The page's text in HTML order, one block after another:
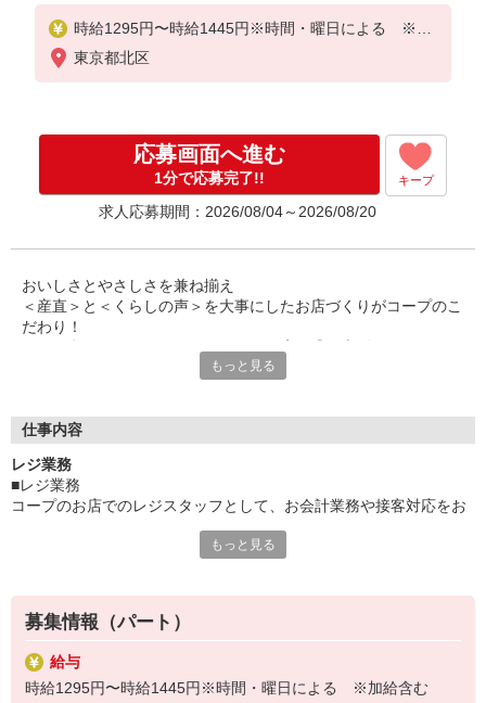
時給1295円〜時給1445円※時間・曜日による ※加
給含む
※9時迄 時給＋100円
※16時（17時）以降 時給＋150円
※日・祝日 時給＋150円
東京都北区
応募画面へ進む
1分で応募完了!! キープ
求人応募期間：2026/08/04～2026/08/20
おいしさとやさしさを兼ね揃え
＜産直＞と＜くらしの声＞を大事にしたお店づくりがコープのこ
だわり！
店内でのレジ（お会計）業務や
未経験からのチャレンジも大歓迎！
頼りになる先輩スタッフがイチからしっかりレクチャー◎
安心して始められますよ。
「接客のお仕事に興味がある」
という方は、この機にぜひ仲間入りください！
もっと見る
仕事内容
レジ業務
■レジ業務
コープのお店でのレジスタッフとして、お会計業務や接客対応をお
最初は先輩職員が丁寧にサポートするので、分からないことも聞き
ため、
レジ業務や接客が未経験という方からのご応募も大歓迎です！
もっと見る
募集情報（パート）
給与
時給1295円〜時給1445円※時間・曜日による ※加給含む